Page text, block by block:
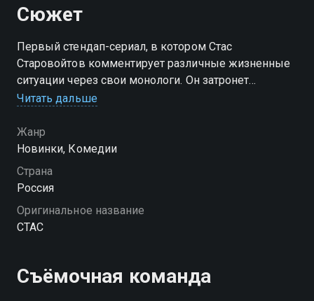
Сюжет
Первый стендап-сериал, в котором Стас
Старовойтов комментирует различные жизненные
ситуации через свои монологи. Он затронет
актуальные и важные темы для взрослых, такие
семейные отношения. «СТАС» — смотрите онлайн в
хорошем качестве.
Читать дальше
Жанр
Новинки, Комедии
Страна
Россия
Оригинальное название
СТАС
Съёмочная команда